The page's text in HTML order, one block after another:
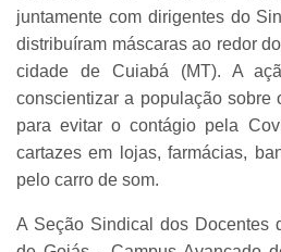
juntamente com dirigentes do
distribuíram máscaras ao redor
cidade de Cuiabá (MT). A
conscientizar a população sobre
para evitar o contágio pela
cartazes em lojas, farmácias,
pelo carro de som.
A Seção Sindical dos Docentes